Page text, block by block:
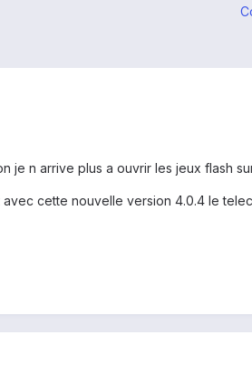
je n arrive plus a ouvrir les jeux flash
cette nouvelle version 4.0.4 le